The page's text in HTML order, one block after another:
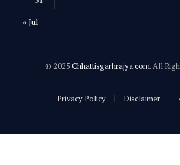
« Jul
© 2025 Chhattisgarhrajya.com. All
Privacy Policy Disclaimer